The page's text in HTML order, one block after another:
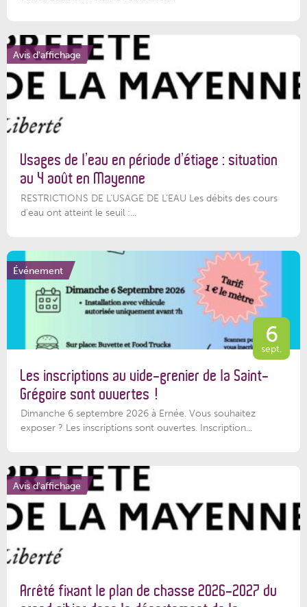
Avis d'affichage
Usages de l’eau en période d’étiage : situation
au 4 août en Mayenne
RESTRICTIONS DE L’USAGE DE L’EAU Les débits des cours
d'eau ont atteint le seuil :...
Événement
6
sept.
Les inscriptions au vide-grenier de la Saint-
Grégoire sont ouvertes !
Dimanche 6 septembre 2026 à Ernée. Vous souhaitez
exposer ? Les inscriptions sont ouvertes. Inscription...
Avis d'affichage
Arrêté fixant le plan de chasse 2026-2027 du